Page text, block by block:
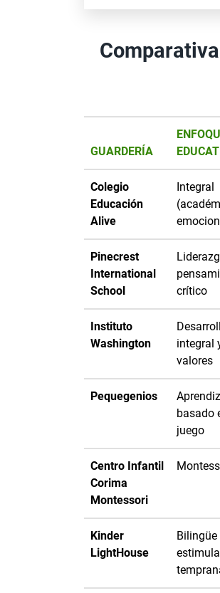
GUARDERÍA
Colegio
Educación
Alive
Integral
Pinecrest
International
School
crítico
Instituto
Washington
integral
valores
Pequegenios
basado
juego
Centro Infantil
Corima
Montessori
Kinder
LightHouse
Bilingüe